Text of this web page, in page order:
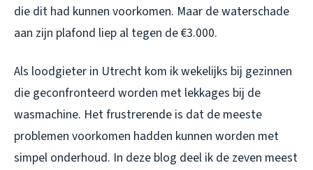
die dit had kunnen voorkomen. Maar de waterschade
aan zijn plafond liep al tegen de €3.000.
Als loodgieter in Utrecht kom ik wekelijks bij gezinnen
die geconfronteerd worden met lekkages bij de
wasmachine. Het frustrerende is dat de meeste
problemen voorkomen hadden kunnen worden met
simpel onderhoud. In deze blog deel ik de zeven meest